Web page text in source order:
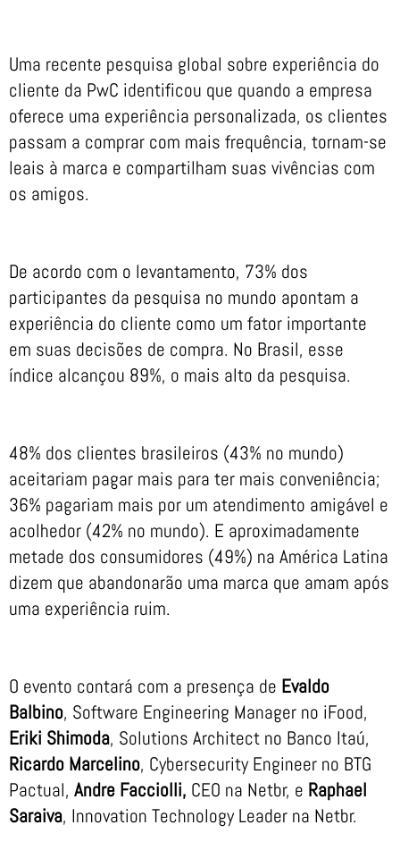
Uma recente pesquisa global sobre experiência do
cliente da PwC identificou que quando a empresa
oferece uma experiência personalizada, os clientes
passam a comprar com mais frequência, tornam-se
leais à marca e compartilham suas vivências com
os amigos.
De acordo com o levantamento, 73% dos
participantes da pesquisa no mundo apontam a
experiência do cliente como um fator importante
em suas decisões de compra. No Brasil, esse
índice alcançou 89%, o mais alto da pesquisa.
48% dos clientes brasileiros (43% no mundo)
aceitariam pagar mais para ter mais conveniência;
36% pagariam mais por um atendimento amigável e
acolhedor (42% no mundo). E aproximadamente
metade dos consumidores (49%) na América Latina
dizem que abandonarão uma marca que amam após
uma experiência ruim.
O evento contará com a presença de Evaldo
Balbino, Software Engineering Manager no iFood,
Eriki Shimoda, Solutions Architect no Banco Itaú,
Ricardo Marcelino, Cybersecurity Engineer no BTG
Pactual, Andre Facciolli, CEO na Netbr, e Raphael
Saraiva, Innovation Technology Leader na Netbr.